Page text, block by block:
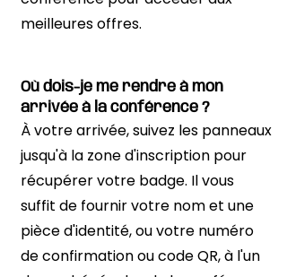
meilleures offres.
Où dois-je me rendre à mon
arrivée à la conférence ?
À votre arrivée, suivez les panneaux
jusqu'à la zone d'inscription pour
récupérer votre badge. Il vous
suffit de fournir votre nom et une
pièce d'identité, ou votre numéro
de confirmation ou code QR, à l'un